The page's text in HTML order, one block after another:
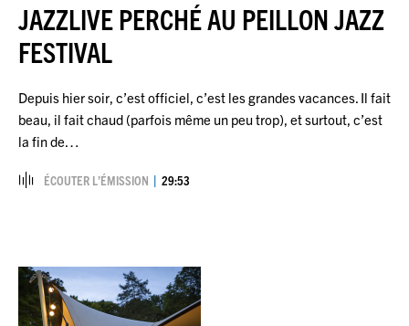
JAZZLIVE PERCHÉ AU PEILLON JAZZ
FESTIVAL
Depuis hier soir, c’est officiel, c’est les grandes vacances. Il fait
beau, il fait chaud (parfois même un peu trop), et surtout, c’est
la fin de…
ÉCOUTER L’ÉMISSION 29:53